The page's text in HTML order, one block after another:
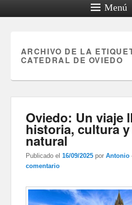
Menú
ARCHIVO DE LA
CATEDRAL DE OVIEDO
Oviedo: Un viaje
historia, cultura
natural
Publicado el 16/09/2025 porAntonio
comentario